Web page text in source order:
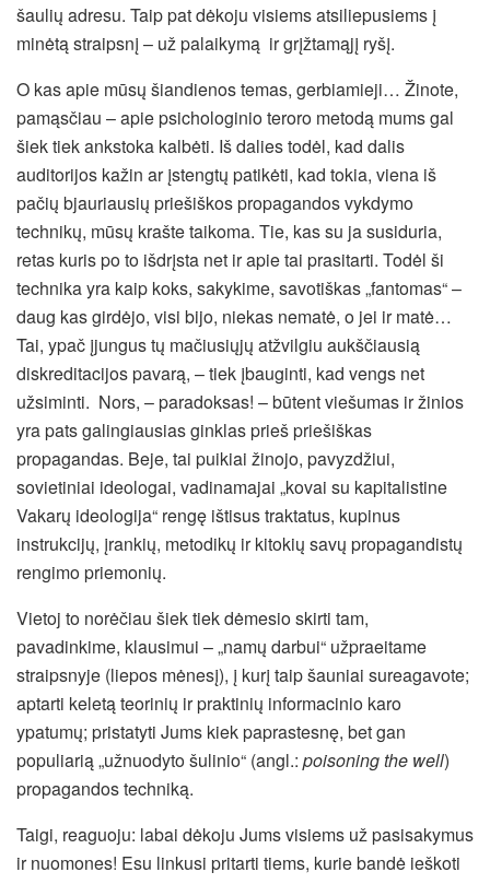
šaulių adresu. Taip pat dėkoju visiems atsiliepusiems į
minėtą straipsnį – už palaikymą ir grįžtamąjį ryšį.
O kas apie mūsų šiandienos temas, gerbiamieji… Žinote,
pamąsčiau – apie psichologinio teroro metodą mums gal
šiek tiek ankstoka kalbėti. Iš dalies todėl, kad dalis
auditorijos kažin ar įstengtų patikėti, kad tokia, viena iš
pačių bjauriausių priešiškos propagandos vykdymo
technikų, mūsų krašte taikoma. Tie, kas su ja susiduria,
retas kuris po to išdrįsta net ir apie tai prasitarti. Todėl ši
technika yra kaip koks, sakykime, savotiškas „fantomas“ –
daug kas girdėjo, visi bijo, niekas nematė, o jei ir matė…
Tai, ypač įjungus tų mačiusiųjų atžvilgiu aukščiausią
diskreditacijos pavarą, – tiek įbauginti, kad vengs net
užsiminti. Nors, – paradoksas! – būtent viešumas ir žinios
yra pats galingiausias ginklas prieš priešiškas
propagandas. Beje, tai puikiai žinojo, pavyzdžiui,
sovietiniai ideologai, vadinamajai „kovai su kapitalistine
Vakarų ideologija“ rengę ištisus traktatus, kupinus
instrukcijų, įrankių, metodikų ir kitokių savų propagandistų
rengimo priemonių.
Vietoj to norėčiau šiek tiek dėmesio skirti tam,
pavadinkime, klausimui – „namų darbui“ užpraeitame
straipsnyje (liepos mėnesį), į kurį taip šauniai sureagavote;
aptarti keletą teorinių ir praktinių informacinio karo
ypatumų; pristatyti Jums kiek paprastesnę, bet gan
populiarią „užnuodyto šulinio“ (angl.: poisoning the well)
propagandos techniką.
Taigi, reaguoju: labai dėkoju Jums visiems už pasisakymus
ir nuomones! Esu linkusi pritarti tiems, kurie bandė ieškoti